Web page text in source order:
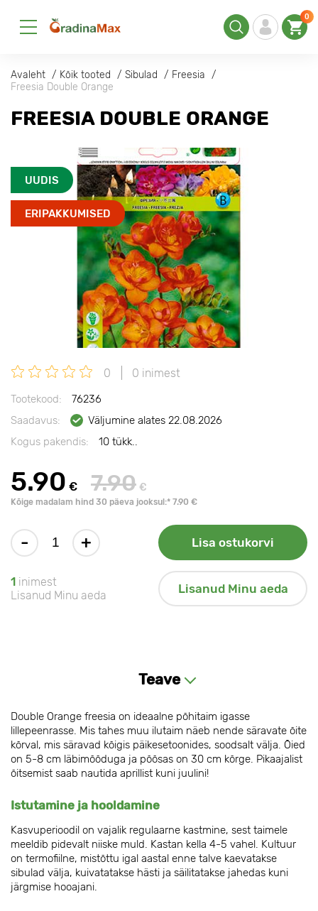
0
Avaleht Kõik tooted Sibulad
Freesia
Freesia Double Orange
FREESIA DOUBLE ORANGE
UUDIS
ERIPAKKUMISED
0 0 inimest
Tootekood:
76236
Saadavus:
Väljumine alates 22.08.2026
Kogus pakendis:
10 tükk..
5.90 € 7.90 €
Kõige madalam hind 30 päeva jooksul:* 7.90 €
- + Lisa ostukorvi
1 inimest
Lisanud Minu aeda
Lisanud Minu aeda
Teave
Double Orange freesia on ideaalne põhitaim igasse
lillepeenrasse. Mis tahes muu ilutaim näeb nende säravate õite
kõrval, mis säravad kõigis päikesetoonides, soodsalt välja. Õied
on 5-8 cm läbimõõduga ja põõsas on 30 cm kõrge. Pikaajalist
õitsemist saab nautida aprillist kuni juulini!
Istutamine ja hooldamine
Kasvuperioodil on vajalik regulaarne kastmine, sest taimele
meeldib pidevalt niiske muld. Kastan kella 4-5 vahel. Kultuur
on termofiilne, mistõttu igal aastal enne talve kaevatakse
sibulad välja, kuivatatakse hästi ja säilitatakse jahedas kuni
järgmise hooajani.